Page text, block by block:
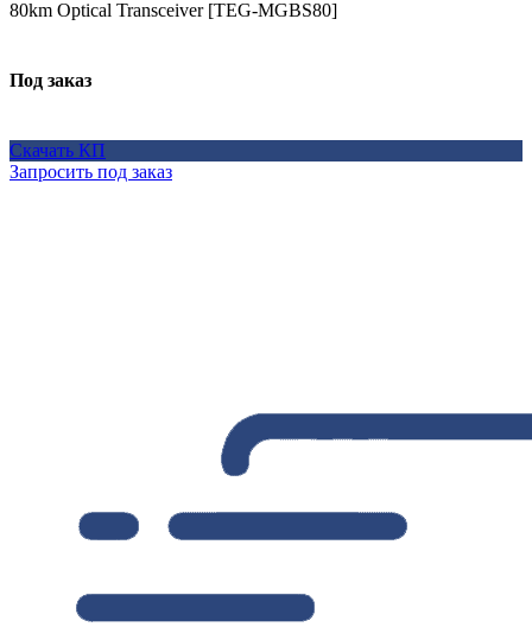
Под заказ
Скачать КП
Запросить под заказ